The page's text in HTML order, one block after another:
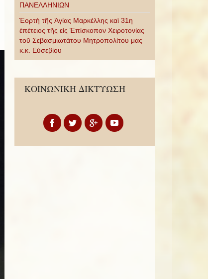
ΠΑΝΕΛΛΗΝΙΩΝ
Ἑορτὴ τῆς Ἁγίας Μαρκέλλης καὶ 31η
ἐπέτειος τῆς εἰς Ἐπίσκοπον Χειροτονίας
τοῦ Σεβασμιωτάτου Μητροπολίτου μας
κ.κ. Εὐσεβίου
ΚΟΙΝΩΝΙΚΗ ΔΙΚΤΥΩΣΗ